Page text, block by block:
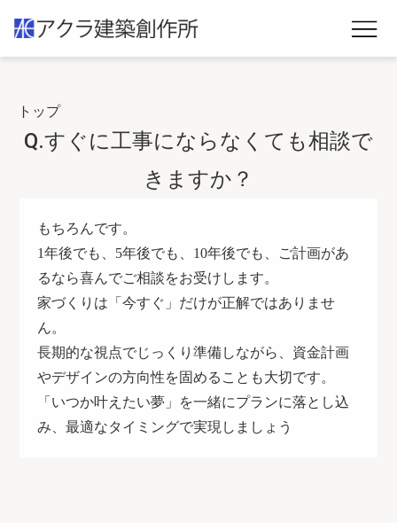
トップ
Q.すぐに工事にならなくても相談で
きますか？
もちろんです。
1年後でも、 5年後でも、 10年後でも、ご計画があ
るなら喜んでご相談をお受けします。
家づくりは「今すぐ」だけが正解ではありませ
ん。
長期的な視点でじっくり準備しながら、資金計画
やデザインの方向性を固めることも大切です。
「いつか叶えたい夢」を一緒にプランに落とし込
み、最適なタイミングで実現しましょう